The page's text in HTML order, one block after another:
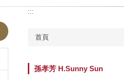
:::
首頁
孫孝芳 H.Sunny Sun